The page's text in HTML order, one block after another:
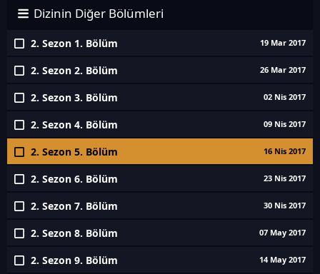
Dizinin Diğer Bölümleri
2. Sezon 1. Bölüm 19 Mar 2017
2. Sezon 2. Bölüm 26 Mar 2017
2. Sezon 3. Bölüm 02 Nis 2017
2. Sezon 4. Bölüm 09 Nis 2017
2. Sezon 5. Bölüm 16 Nis 2017
2. Sezon 6. Bölüm 23 Nis 2017
2. Sezon 7. Bölüm 30 Nis 2017
2. Sezon 8. Bölüm 07 May 2017
2. Sezon 9. Bölüm 14 May 2017